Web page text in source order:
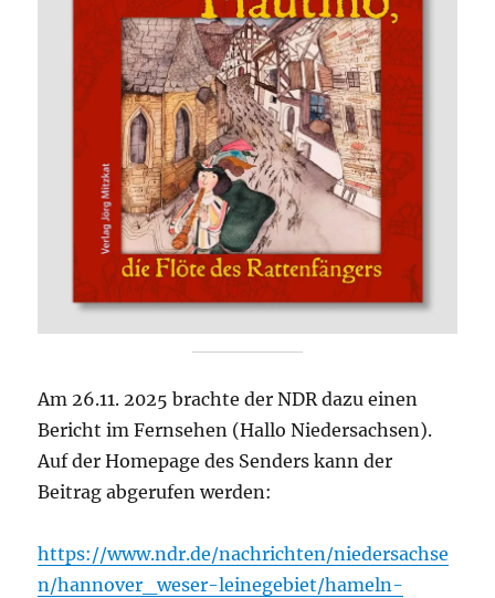
Am 26.11. 2025 brachte der NDR dazu einen
Bericht im Fernsehen (Hallo Niedersachsen).
Auf der Homepage des Senders kann der
Beitrag abgerufen werden:
https://www.ndr.de/nachrichten/niedersachse
n/hannover_weser-leinegebiet/hameln-